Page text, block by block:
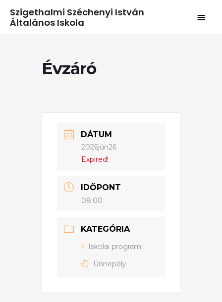
Szigethalmi Széchenyi István
Általános Iskola
Évzáró
DÁTUM
2026jún26
Expired!
IDŐPONT
08:00
KATEGÓRIA
Iskolai program
Ünnepély